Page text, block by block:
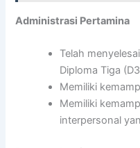
Administrasi Pertamina
Telah
Diploma Tiga
Memiliki
Memiliki
interpersonal